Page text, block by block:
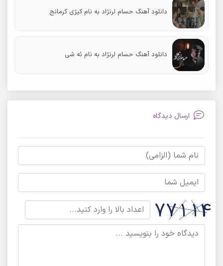
دانلود آهنگ حسام لرنژاد به نام کیژی کرمانج
دانلود آهنگ حسام لرنژاد به نام ئه شی
ارسال دیدگاه